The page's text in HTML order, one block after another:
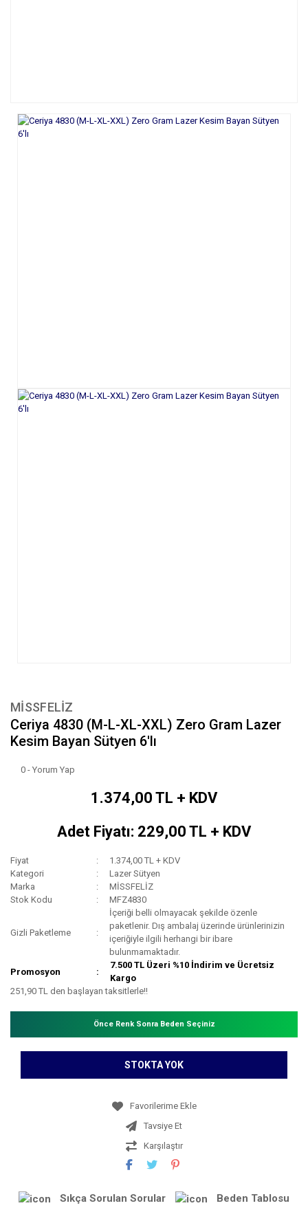
MİSSFELİZ
Ceriya 4830 (M-L-XL-XXL) Zero Gram Lazer
Kesim Bayan Sütyen 6'lı
0 - Yorum Yap
1.374,00 TL + KDV
Adet Fiyatı: 229,00 TL + KDV
Fiyat
1.374,00 TL + KDV
Kategori
Lazer Sütyen
Marka
MİSSFELİZ
Stok Kodu
MFZ4830
Gizli Paketleme
İçeriği belli olmayacak şekilde özenle
paketlenir. Dış ambalaj üzerinde ürünlerinizin
içeriğiyle ilgili herhangi bir ibare
bulunmamaktadır.
Promosyon
7.500 TL Üzeri %10 İndirim ve Ücretsiz
Kargo
251,90 TL den başlayan taksitlerle!!
Önce Renk Sonra Beden Seçiniz
STOKTA YOK
Tavsiye Et
Karşılaştır
Sıkça Sorulan Sorular Beden Tablosu